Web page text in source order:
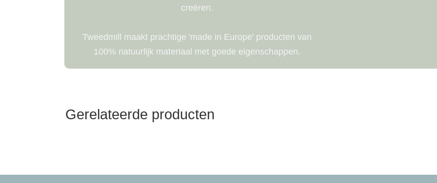
creëren.
Tweedmill maakt prachtige 'made in Europe' producten van
100% natuurlijk materiaal met goede eigenschappen.
Gerelateerde producten